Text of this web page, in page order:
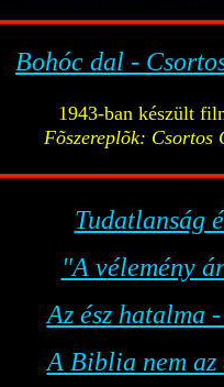
Bohóc dal -
1943-ban készült
Fõszereplõk:
Tudatlanság
"A vélemény
Az ész hatalma
A Biblia nem az